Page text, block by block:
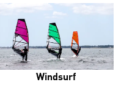
Windsurf